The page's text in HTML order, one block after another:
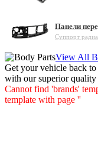
Панели
Суппорт
View All
Get your vehicle back
with our superior quality
Cannot find 'brands'
template with page ''